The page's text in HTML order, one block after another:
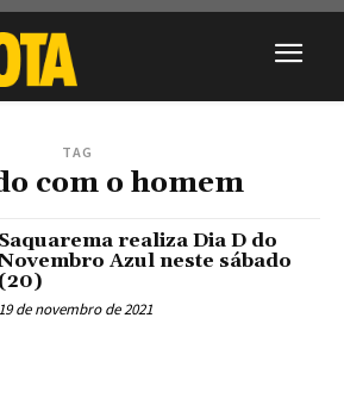
TAG
com o homem
Saquarema realiza Dia D do
Azul neste sábado
(20)
19 de novembro de 2021